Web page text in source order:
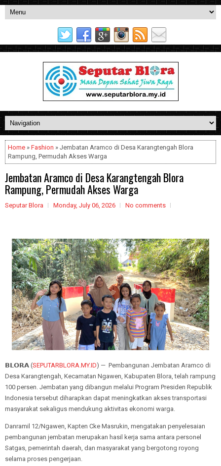
Home » Fashion » Jembatan Aramco di Desa Karangtengah Blora
Rampung, Permudah Akses Warga
Jembatan Aramco di Desa Karangtengah Blora
Rampung, Permudah Akses Warga
Seputar Blora Monday, July 06, 2026 No comments
𝗕𝗟𝗢𝗥𝗔 (SEPUTARBLORA.MY.ID) — Pembangunan Jembatan Aramco di
Desa Karangtengah, Kecamatan Ngawen, Kabupaten Blora, telah rampung
100 persen. Jembatan yang dibangun melalui Program Presiden Republik
Indonesia tersebut diharapkan dapat meningkatkan akses transportasi
masyarakat sekaligus mendukung aktivitas ekonomi warga.
Danramil 12/Ngawen, Kapten Cke Masrukin, mengatakan penyelesaian
pembangunan jembatan merupakan hasil kerja sama antara personel
Satgas, pemerintah daerah, dan masyarakat yang bergotong royong
selama proses pengerjaan.